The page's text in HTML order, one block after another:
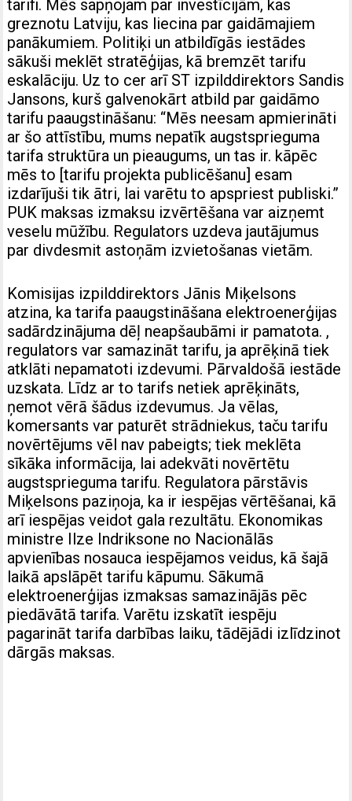
tarifi. Mēs sapņojam par investīcijām, kas
greznotu Latviju, kas liecina par gaidāmajiem
panākumiem. Politiķi un atbildīgās iestādes
sākuši meklēt stratēģijas, kā bremzēt tarifu
eskalāciju. Uz to cer arī ST izpilddirektors Sandis
Jansons, kurš galvenokārt atbild par gaidāmo
tarifu paaugstināšanu: “Mēs neesam apmierināti
ar šo attīstību, mums nepatīk augstsprieguma
tarifa struktūra un pieaugums, un tas ir. kāpēc
mēs to [tarifu projekta publicēšanu] esam
izdarījuši tik ātri, lai varētu to apspriest publiski.”
PUK maksas izmaksu izvērtēšana var aizņemt
veselu mūžību. Regulators uzdeva jautājumus
par divdesmit astoņām izvietošanas vietām.
Komisijas izpilddirektors Jānis Miķelsons
atzina, ka tarifa paaugstināšana elektroenerģijas
sadārdzinājuma dēļ neapšaubāmi ir pamatota. ,
regulators var samazināt tarifu, ja aprēķinā tiek
atklāti nepamatoti izdevumi. Pārvaldošā iestāde
uzskata. Līdz ar to tarifs netiek aprēķināts,
ņemot vērā šādus izdevumus. Ja vēlas,
komersants var paturēt strādniekus, taču tarifu
novērtējums vēl nav pabeigts; tiek meklēta
sīkāka informācija, lai adekvāti novērtētu
augstsprieguma tarifu. Regulatora pārstāvis
Miķelsons paziņoja, ka ir iespējas vērtēšanai, kā
arī iespējas veidot gala rezultātu. Ekonomikas
ministre Ilze Indriksone no Nacionālās
apvienības nosauca iespējamos veidus, kā šajā
laikā apslāpēt tarifu kāpumu. Sākumā
elektroenerģijas izmaksas samazinājās pēc
piedāvātā tarifa. Varētu izskatīt iespēju
pagarināt tarifa darbības laiku, tādējādi izlīdzinot
dārgās maksas.